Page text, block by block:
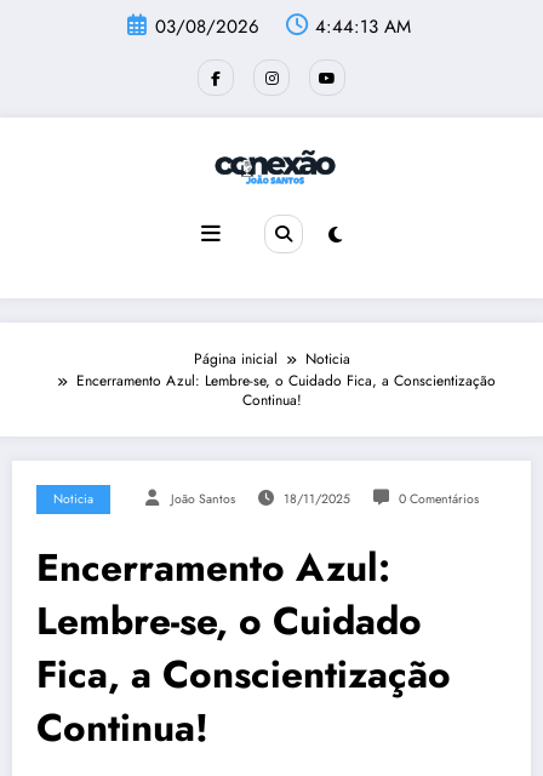
03/08/2026 4:44:13 AM
Página inicial
Noticia
Encerramento Azul: Lembre-se, o Cuidado Fica, a Conscientização
Continua!
Noticia João Santos 18/11/2025 0 Comentários
Encerramento Azul:
Lembre-se, o Cuidado
Fica, a Conscientização
Continua!